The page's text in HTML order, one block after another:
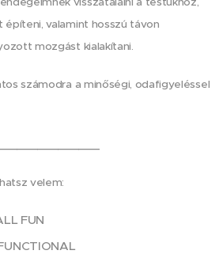
valamint hosszú távon
mozgást kialakítani.
számodra a minőségi, odafigyeléssel
velem:
FUN